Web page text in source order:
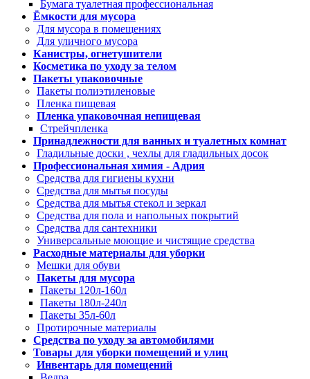
Бумага туалетная профессиональная
Ёмкости для мусора
Для мусора в помещениях
Для уличного мусора
Канистры, огнетушители
Косметика по уходу за телом
Пакеты упаковочные
Пакеты полиэтиленовые
Пленка пищевая
Пленка упаковочная непищевая
Стрейчпленка
Принадлежности для ванных и туалетных комнат
Гладильные доски , чехлы для гладильных досок
Профессиональная химия - Адрия
Средства для гигиены кухни
Средства для мытья посуды
Средства для мытья стекол и зеркал
Средства для пола и напольных покрытий
Средства для сантехники
Универсальные моющие и чистящие средства
Расходные материалы для уборки
Мешки для обуви
Пакеты для мусора
Пакеты 120л-160л
Пакеты 180л-240л
Пакеты 35л-60л
Протирочные материалы
Средства по уходу за автомобилями
Товары для уборки помещений и улиц
Инвентарь для помещений